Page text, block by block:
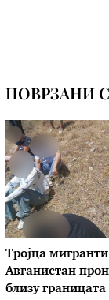
ПОВРЗАНИ
Тројца
Авганистан
близу границата